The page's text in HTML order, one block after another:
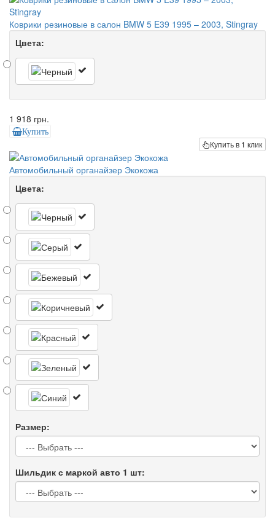
Коврики резиновые в салон BMW 5 E39 1995 – 2003, Stingray
Цвета:
1 918 грн.
Купить
Купить в 1 клик
Автомобильный органайзер Экокожа
Цвета:
Размер:
Шильдик с маркой авто 1 шт: